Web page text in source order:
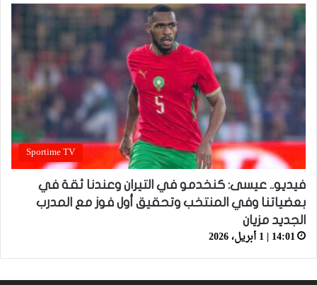
Sportime TV
فيديو.. عيسى: كنخدمو في التيران وعندنا ثقة في
بعضياتنا وفي المنتخب وتحقيق أول فوز مع المدرب
الجديد مزيان
14:01 | 1 أبريل، 2026